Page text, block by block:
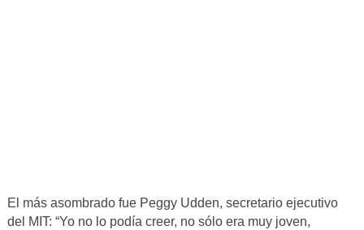
El más asombrado fue Peggy Udden, secretario ejecutivo
del MIT: “Yo no lo podía creer, no sólo era muy joven,